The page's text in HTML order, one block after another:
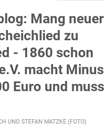
Mang neuer
zu
- 1860 schon
macht Minus
Euro und muss
UND STEFAN MATZKE (FOTO)